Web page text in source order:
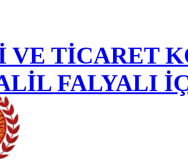
VE TİCARET
FALYALI